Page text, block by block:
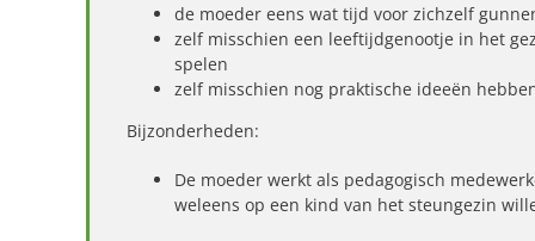
de moeder eens wat tijd voor zichzelf
zelf misschien een leeftijdgenootje in het
spelen
zelf misschien nog praktische ideeën
Bijzonderheden:
De moeder werkt als pedagogisch
weleens op een kind van het steungezin